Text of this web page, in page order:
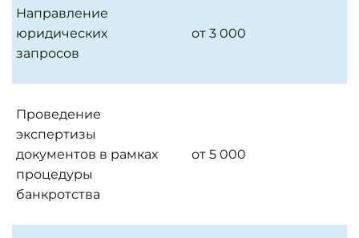
Направление
юридических
запросов
от 3 000
Проведение
экспертизы
документов в рамках
процедуры
банкротства
от 5 000